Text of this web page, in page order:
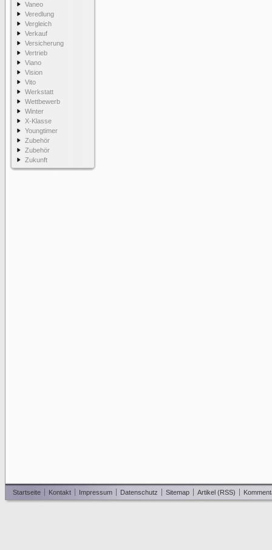
Vaneo
Veredlung
Vergleich
Verkauf
Versicherung
Vertrieb
Viano
Vision
Vito
Werkstatt
Wettbewerb
Winter
X-Klasse
Youngtimer
Zubehör
Zubehör
Zukunft
Startseite Kontakt Impressum Datenschutz Sitemap Artikel (RSS)